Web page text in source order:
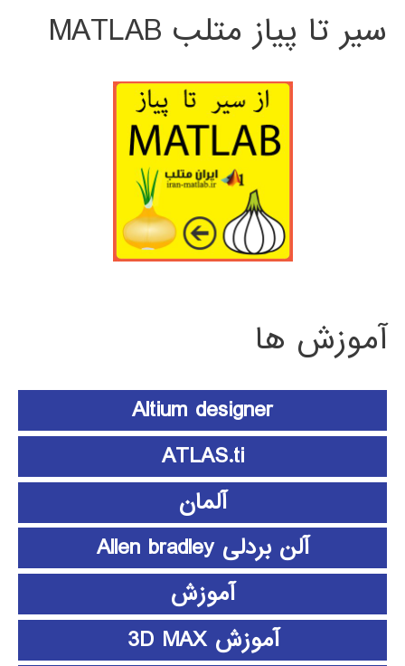
سیر تا پیاز متلب MATLAB
آموزش ها
Altium designer
ATLAS.ti
آلمان
آلن بردلی Allen bradley
آموزش
آموزش 3D MAX